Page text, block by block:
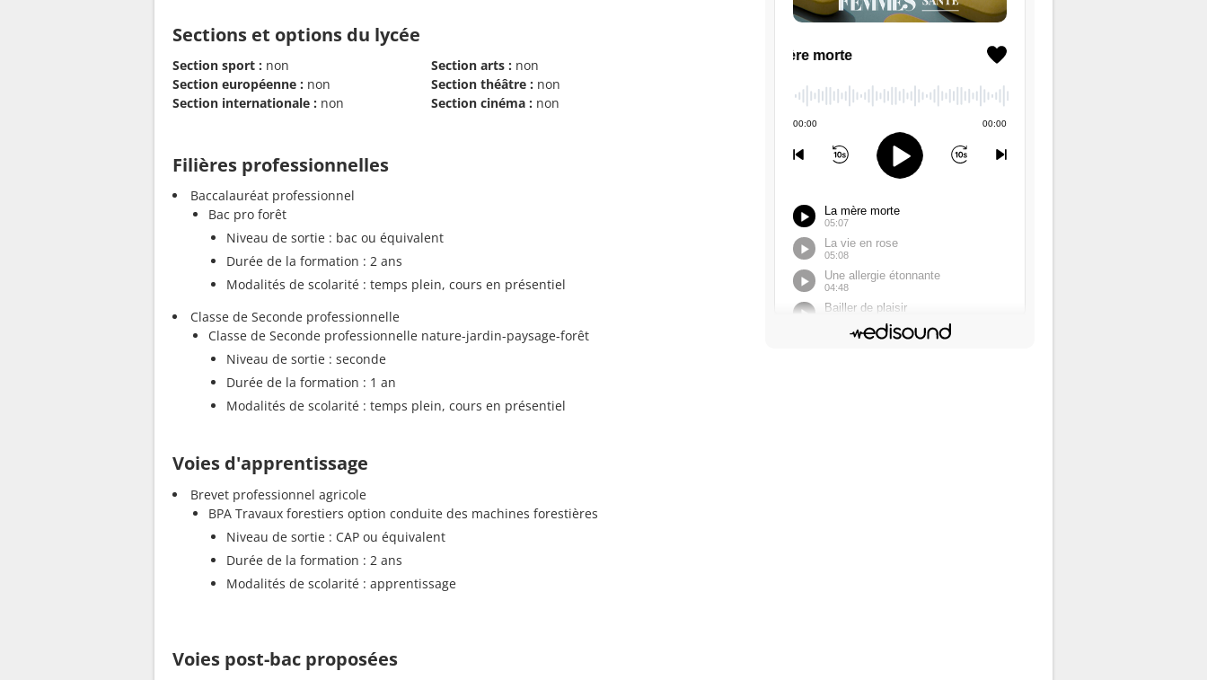
Sections et options du lycée
Section sport : non
Section européenne : non
Section internationale : non
Section arts : non
Section théâtre : non
Section cinéma : non
Filières professionnelles
Baccalauréat professionnel
Bac pro forêt
Niveau de sortie : bac ou équivalent
Durée de la formation : 2 ans
Modalités de scolarité : temps plein, cours en présentiel
Classe de Seconde professionnelle
Classe de Seconde professionnelle nature-jardin-paysage-forêt
Niveau de sortie : seconde
Durée de la formation : 1 an
Modalités de scolarité : temps plein, cours en présentiel
Voies d'apprentissage
Brevet professionnel agricole
BPA Travaux forestiers option conduite des machines forestières
Niveau de sortie : CAP ou équivalent
Durée de la formation : 2 ans
Modalités de scolarité : apprentissage
Voies post-bac proposées